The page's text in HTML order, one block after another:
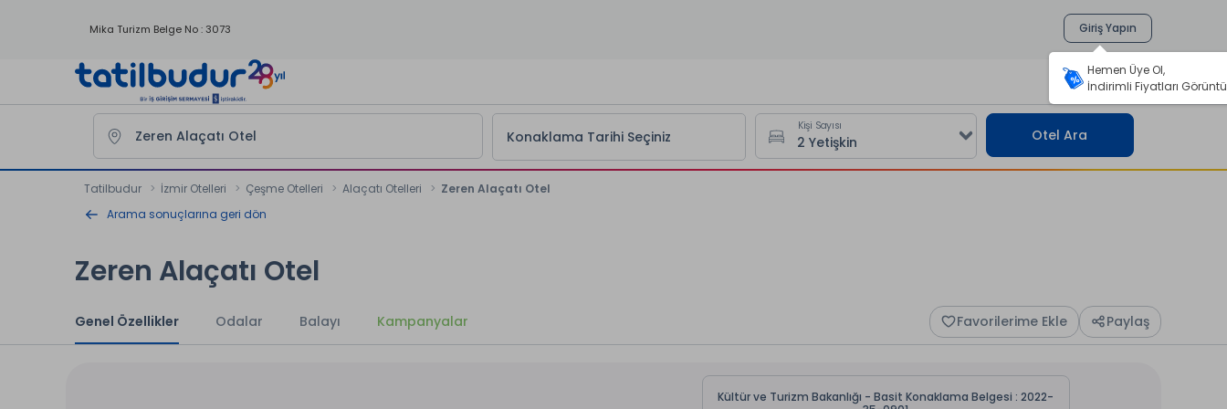
Mika Turizm Belge No : 3073 Giriş Yapın
Konaklama Tarihi Seçiniz
Kişi Sayısı
Otel Ara
Tatilbudur İzmir Otelleri Çeşme Otelleri Alaçatı Otelleri
Zeren Alaçatı Otel
Arama sonuçlarına geri dön
Zeren Alaçatı Otel
Genel Özellikler Odalar Balayı Kampanyalar Favorilerime Ekle Paylaş
Kültür ve Turizm Bakanlığı - Basit Konaklama Belgesi : 2022-
Hemen Üye Ol,
İndirimli Fiyatları